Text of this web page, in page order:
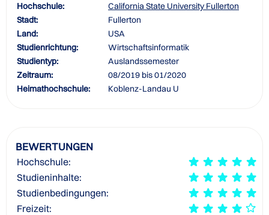
Hochschule:
California State University Fullerton
Stadt:
Fullerton
Land:
USA
Studienrichtung:
Wirtschaftsinformatik
Studientyp:
Auslandssemester
Zeitraum:
08/2019 bis 01/2020
Heimathochschule:
Koblenz-Landau U
BEWERTUNGEN
Hochschule:
Studieninhalte:
Studienbedingungen:
Freizeit: